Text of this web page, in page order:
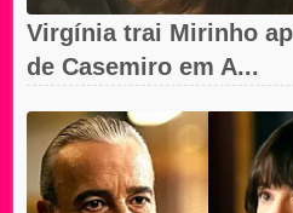
Virgínia trai Mirinho
de Casemiro em A...